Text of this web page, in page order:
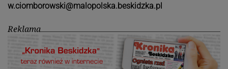
w.ciomborowski@malopolska.beskidzka.pl
Reklama